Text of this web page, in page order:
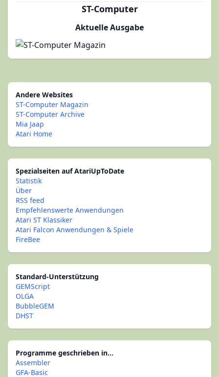
ST-Computer
Aktuelle Ausgabe
Andere Websites
ST-Computer Magazin
ST-Computer Archive
Mia Jaap
Atari Home
Spezialseiten auf AtariUpToDate
Statistik
Über
RSS feed
Empfehlenswerte Anwendungen
Atari ST Klassiker
Atari Falcon Anwendungen & Spiele
FireBee
Standard-Unterstützung
GEMScript
OLGA
BubbleGEM
DHST
Programme geschrieben in...
Assembler
GFA-Basic